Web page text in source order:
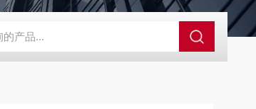
100D成都漏氯报警仪 漏氯报警器 漏氯检测仪